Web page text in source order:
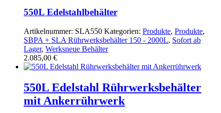
550L Edelstahlbehälter
Artikelnummer: SLA550 Kategorien: Produkte, Produkte,
SBPA + SLA Rührwerksbehälter 150 - 2000L, Sofort ab
Lager, Werksneue Behälter
2.085,00 €
550L Edelstahl Rührwerksbehälter
mit Ankerrührwerk